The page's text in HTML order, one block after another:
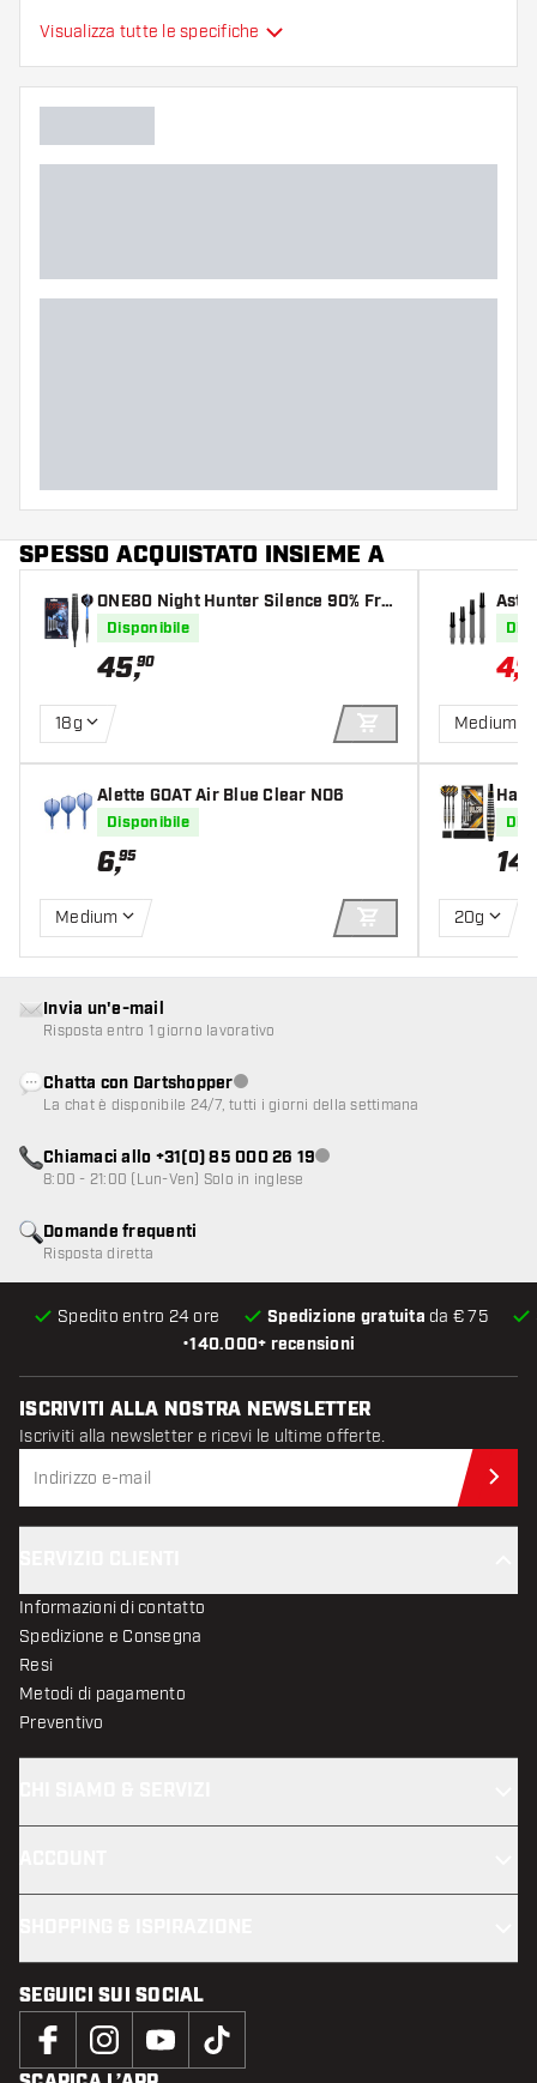
Capacità del Astucci e Borsi
Colori aggiuntivi
Visualizza tutte le specifiche
SPESSO ACQUISTATO INSIEME A
ONE80 Night Hunter Silence 90% Fre
ccette Soft Darts
Disponibile
45,90
18g
AGGIUNGI AL
Alette GOAT Air Blue Clear NO6
Disponibile
6,95
Medium
AGGIUNGI AL
ght
4,67
Medium
14
20g
•140.000+ recensioni
Spedito entro 24 ore Spedizione gratuita da € 75
Domande frequenti
Risposta diretta
Invia un'e-mail
Risposta entro 1 giorno lavorativo
Chatta con DartshopperServizio clienti non disponibile
La chat è disponibile 24/7, tutti i giorni della settimana
Chiamaci allo +31(0) 85 000 26 19Servizio clienti non disponibile
8:00 - 21:00 (Lun-Ven) Solo in inglese
ISCRIVITI ALLA NOSTRA NEWSLETTER
Iscriviti alla newsletter e ricevi le ultime offerte.
Informazioni di contatto
Spedizione e Consegna
Resi
Metodi di pagamento
Preventivo
SEGUICI SUI SOCIAL